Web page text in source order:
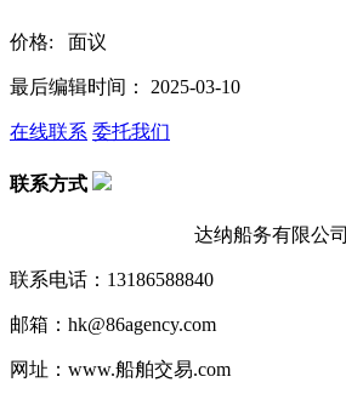
价格: 面议
最后编辑时间： 2025-03-10
在线联系 委托我们
联系方式
达纳船务有限公司
联系电话：13186588840
邮箱：hk@86agency.com
网址：www.船舶交易.com